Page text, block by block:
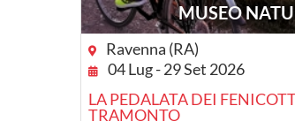
MUSEO
Ravenna (RA)
04 Lug - 29 Set 2026
LA PEDALATA DEI
TRAMONTO